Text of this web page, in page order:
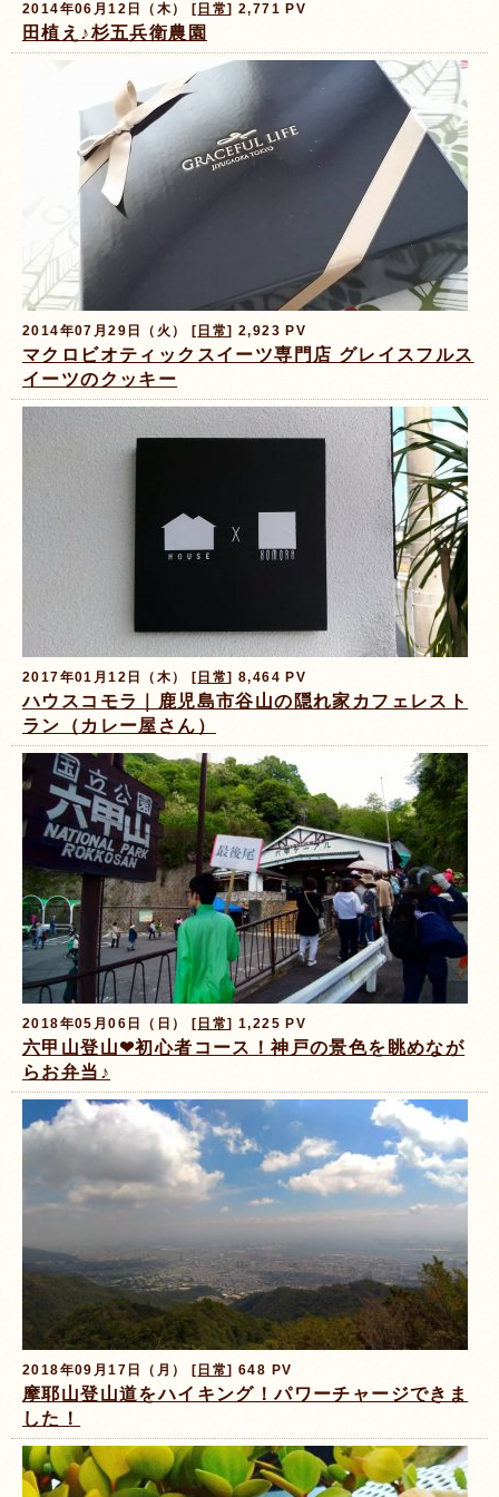
2014年06月12日（木） [ 日常] 2,771 PV
田植え♪杉五兵衛農園
2014年07月29日（火） [ 日常] 2,923 PV
マクロビオティックスイーツ専門店 グレイスフルス
イーツのクッキー
2017年01月12日（木） [ 日常] 8,464 PV
ハウスコモラ｜鹿児島市谷山の隠れ家カフェレスト
ラン（カレー屋さん）
2018年05月06日（日） [ 日常] 1,225 PV
六甲山登山❤初心者コース！神戸の景色を眺めなが
らお弁当♪
2018年09月17日（月） [ 日常] 648 PV
摩耶山登山道をハイキング！パワーチャージできま
した！